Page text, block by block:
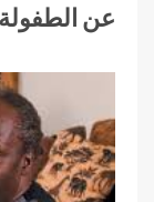
عن الطفولة